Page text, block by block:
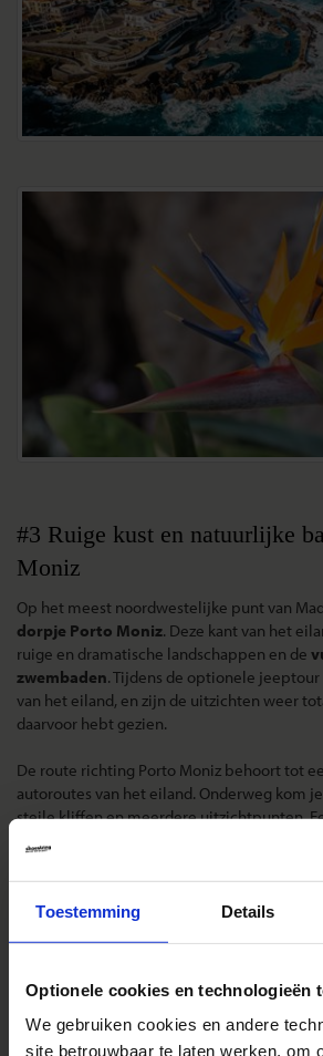
Toestemming Details
Optionele cookies en technologieën
We gebruiken cookies en andere
site betrouwbaar te laten werken, om
#3 Ruige kust en natuurlijke
Moniz
Op het meest noordwestelijke punt van
dorpje Porto Moniz. Deze kant van het
ruige en dramatische landschappen en de
zwembaden. Tijdens de optionele
van het eiland, en zijn de uitzichten weer
daarvoor hebt gezien.
De route richting Porto Moniz behoort tot
autoroutes van het eiland. Onderweg kom
steile kliffen en meerdere uitzichtpunten.
Laura's tip:Je kijkt je ogen onderweg uit! In
duik nemen in een van de natuurlijke